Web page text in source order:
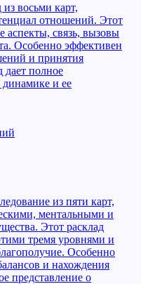
восьми карт,
отношений. Этот
аспекты, связь, вызовы
Особенно эффективен
и принятия
дает полное
динамике и ее
из пяти карт,
ментальными и
Этот расклад
тремя уровнями и
Особенно
и нахождения
представление о